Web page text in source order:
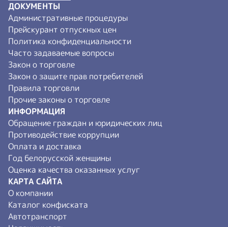
ДОКУМЕНТЫ
Административные процедуры
Прейскурант отпускных цен
Политика конфиденциальности
Часто задаваемые вопросы
Закон о торговле
Закон о защите прав потребителей
Правила торговли
Прочие законы о торговле
ИНФОРМАЦИЯ
Обращение граждан и юридических лиц
Противодействие коррупции
Оплата и доставка
Год белорусской женщины
Оценка качества оказанных услуг
КАРТА САЙТА
О компании
Каталог конфиската
Автотранспорт